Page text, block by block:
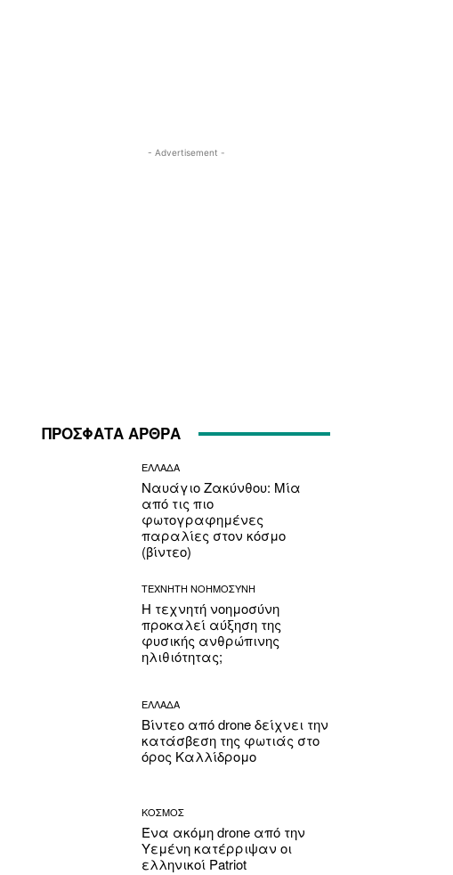
- Advertisement -
ΠΡΟΣΦΑΤΑ ΑΡΘΡΑ
ΕΛΛΑΔΑ
Ναυάγιο Ζακύνθου: Μία
από τις πιο
φωτογραφημένες
παραλίες στον κόσμο
(βίντεο)
ΤΕΧΝΗΤΗ ΝΟΗΜΟΣΥΝΗ
Η τεχνητή νοημοσύνη
προκαλεί αύξηση της
φυσικής ανθρώπινης
ηλιθιότητας;
ΕΛΛΑΔΑ
Βίντεο από drone δείχνει την
κατάσβεση της φωτιάς στο
όρος Καλλίδρομο
ΚΟΣΜΟΣ
Ένα ακόμη drone από την
Υεμένη κατέρριψαν οι
ελληνικοί Patriot